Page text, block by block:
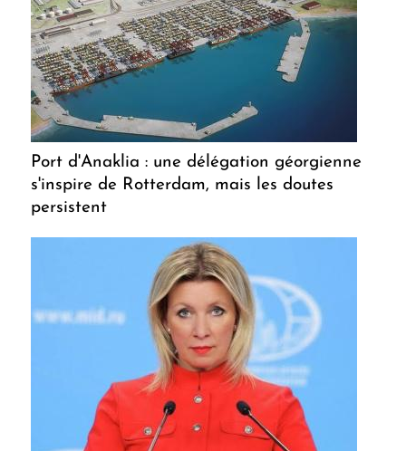
Port d'Anaklia : une délégation géorgienne
s'inspire de Rotterdam, mais les doutes
persistent